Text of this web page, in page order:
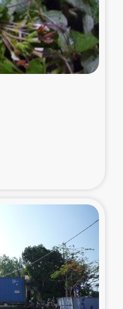
業
業
よる食品加工事業
および教育支援
移民子ども支援
ーブ植林活動